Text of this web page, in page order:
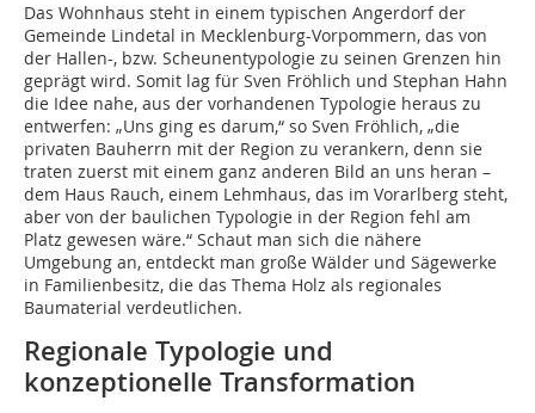
Das Wohnhaus steht in einem typischen Angerdorf der
Gemeinde Lindetal in Mecklenburg-Vorpommern, das von
der Hallen-, bzw. Scheunentypologie zu seinen Grenzen hin
geprägt wird. Somit lag für Sven Fröhlich und Stephan Hahn
die Idee nahe, aus der vorhandenen Typologie heraus zu
entwerfen: „Uns ging es darum,“ so Sven Fröhlich, „die
privaten Bauherrn mit der Region zu verankern, denn sie
traten zuerst mit einem ganz anderen Bild an uns heran –
dem Haus Rauch, einem Lehmhaus, das im Vorarlberg steht,
aber von der baulichen Typologie in der Region fehl am
Platz gewesen wäre.“ Schaut man sich die nähere
Umgebung an, entdeckt man große Wälder und Sägewerke
in Familienbesitz, die das Thema Holz als regionales
Baumaterial verdeutlichen.
Regionale Typologie und
konzeptionelle Transformation